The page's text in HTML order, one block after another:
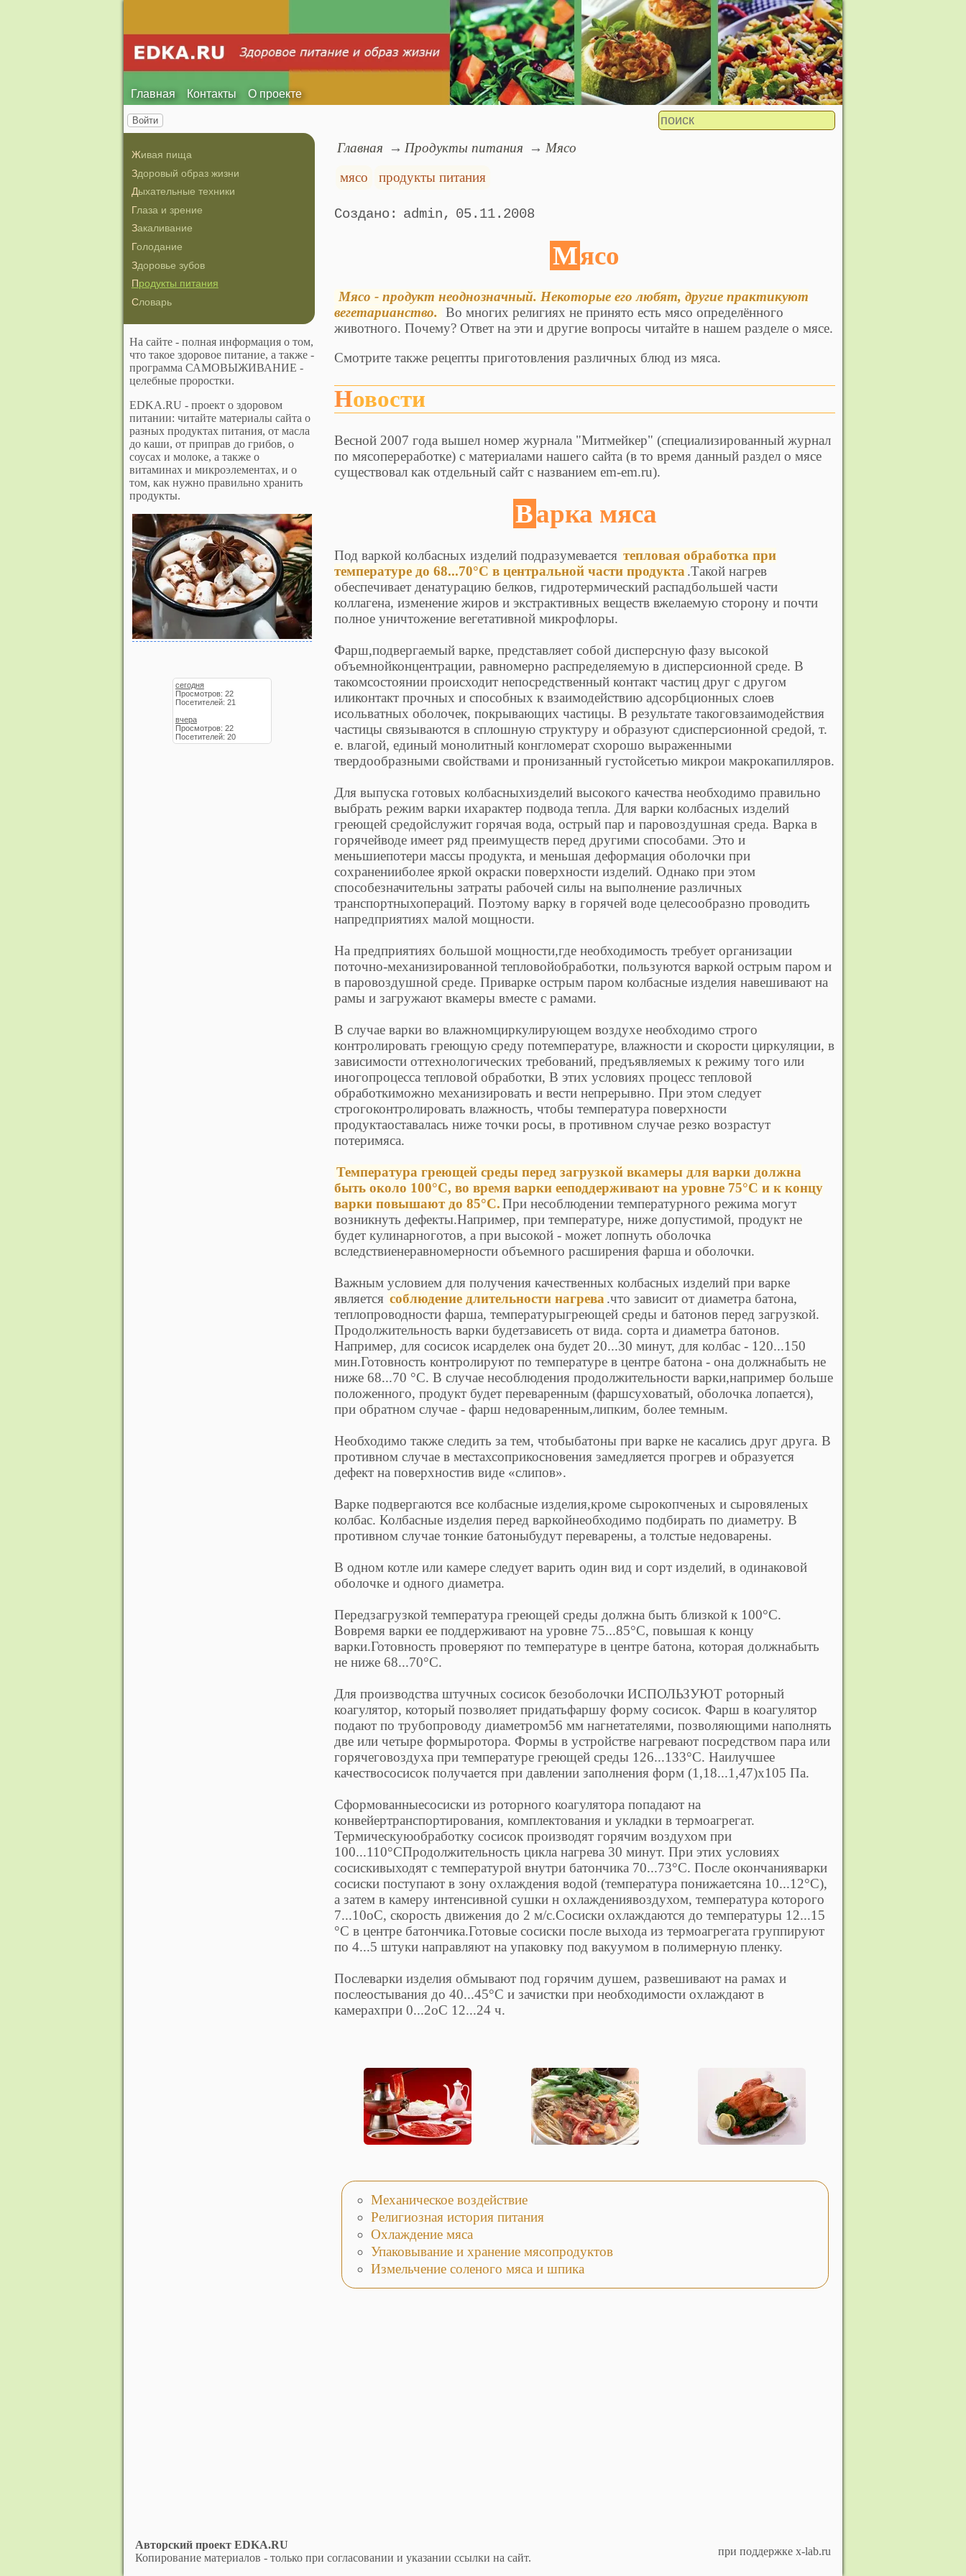
Главная Контакты О проекте
Войти
Живая пища
Здоровый образ жизни
Дыхательные техники
Глаза и зрение
Закаливание
Голодание
Здоровье зубов
Продукты питания
Словарь
На сайте - полная информация о том,
что такое здоровое питание, а также -
программа САМОВЫЖИВАНИЕ -
целебные проростки.
EDKA.RU - проект о здоровом
питании: читайте материалы сайта о
разных продуктах питания, от масла
до каши, от приправ до грибов, о
соусах и молоке, а также о
витаминах и микроэлементах, и о
том, как нужно правильно хранить
продукты.
сегодня
Просмотров: 22
Посетителей: 21
вчера
Просмотров: 22
Посетителей: 20
Главная Продукты питания
Мясо
мясо
продукты питания
admin 05.11.2008
Мясо
Мясо - продукт неоднозначный. Некоторые его любят, другие практикуют
вегетарианство. Во многих религиях не принято есть мясо определённого
животного. Почему? Ответ на эти и другие вопросы читайте в нашем разделе о мясе.
Смотрите также рецепты приготовления различных блюд из мяса.
Новости
Весной 2007 года вышел номер журнала "Митмейкер" (специализированный журнал
по мясопереработке) с материалами нашего сайта (в то время данный раздел о мясе
существовал как отдельный сайт с названием em-em.ru).
Варка мяса
Под варкой колбасных изделий подразумевается тепловая обработка при
температуре до 68...70°С в центральной части продукта .Такой нагрев
обеспечивает денатурацию белков, гидротермический распадбольшей части
коллагена, изменение жиров и экстрактивных веществ вжелаемую сторону и почти
полное уничтожение вегетативной микрофлоры.
Фарш,подвергаемый варке, представляет собой дисперсную фазу высокой
объемнойконцентрации, равномерно распределяемую в дисперсионной среде. В
такомсостоянии происходит непосредственный контакт частиц друг с другом
иликонтакт прочных и способных к взаимодействию адсорбционных слоев
исольватных оболочек, покрывающих частицы. В результате такоговзаимодействия
частицы связываются в сплошную структуру и образуют сдисперсионной средой, т.
е. влагой, единый монолитный конгломерат схорошо выраженными
твердообразными свойствами и пронизанный густойсетью микрои макрокапилляров.
Для выпуска готовых колбасныхизделий высокого качества необходимо правильно
выбрать режим варки ихарактер подвода тепла. Для варки колбасных изделий
греющей средойслужит горячая вода, острый пар и паровоздушная среда. Варка в
горячейводе имеет ряд преимуществ перед другими способами. Это и
меньшиепотери массы продукта, и меньшая деформация оболочки при
сохраненииболее яркой окраски поверхности изделий. Однако при этом
способезначительны затраты рабочей силы на выполнение различных
транспортныхопераций. Поэтому варку в горячей воде целесообразно проводить
напредприятиях малой мощности.
На предприятиях большой мощности,где необходимость требует организации
поточно-механизированной тепловойобработки, пользуются варкой острым паром и
в паровоздушной среде. Приварке острым паром колбасные изделия навешивают на
рамы и загружают вкамеры вместе с рамами.
В случае варки во влажномциркулирующем воздухе необходимо строго
контролировать греющую среду потемпературе, влажности и скорости циркуляции, в
зависимости оттехнологических требований, предъявляемых к режиму того или
иногопроцесса тепловой обработки, В этих условиях процесс тепловой
обработкиможно механизировать и вести непрерывно. При этом следует
строгоконтролировать влажность, чтобы температура поверхности
продуктаоставалась ниже точки росы, в противном случае резко возрастут
потеримяса.
Температура греющей среды перед загрузкой вкамеры для варки должна
быть около 100°С, во время варки ееподдерживают на уровне 75°С и к концу
варки повышают до 85°С.При несоблюдении температурного режима могут
возникнуть дефекты.Например, при температуре, ниже допустимой, продукт не
будет кулинарноготов, а при высокой - может лопнуть оболочка
вследствиенеравномерности объемного расширения фарша и оболочки.
Важным условием для получения качественных колбасных изделий при варке
является соблюдение длительности нагрева .что зависит от диаметра батона,
теплопроводности фарша, температурыгреющей среды и батонов перед загрузкой.
Продолжительность варки будетзависеть от вида. сорта и диаметра батонов.
Например, для сосисок исарделек она будет 20...30 минут, для колбас - 120...150
мин.Готовность контролируют по температуре в центре батона - она должнабыть не
ниже 68...70 °С. В случае несоблюдения продолжительности варки,например больше
положенного, продукт будет переваренным (фаршсуховатый, оболочка лопается),
при обратном случае - фарш недоваренным,липким, более темным.
Необходимо также следить за тем, чтобыбатоны при варке не касались друг друга. В
противном случае в местахсоприкосновения замедляется прогрев и образуется
дефект на поверхностив виде «слипов».
Варке подвергаются все колбасные изделия,кроме сырокопченых и сыровяленых
колбас. Колбасные изделия перед варкойнеобходимо подбирать по диаметру. В
противном случае тонкие батоныбудут переварены, а толстые недоварены.
В одном котле или камере следует варить один вид и сорт изделий, в одинаковой
оболочке и одного диаметра.
Передзагрузкой температура греющей среды должна быть близкой к 100°С.
Вовремя варки ее поддерживают на уровне 75...85°С, повышая к концу
варки.Готовность проверяют по температуре в центре батона, которая должнабыть
не ниже 68...70°С.
Для производства штучных сосисок безоболочки ИСПОЛЬЗУЮТ роторный
коагулятор, который позволяет придатьфаршу форму сосисок. Фарш в коагулятор
подают по трубопроводу диаметром56 мм нагнетателями, позволяющими наполнять
две или четыре формыротора. Формы в устройстве нагревают посредством пара или
горячеговоздуха при температуре греющей среды 126...133°С. Наилучшее
качествососисок получается при давлении заполнения форм (1,18...1,47)х105 Па.
Сформованныесосиски из роторного коагулятора попадают на
конвейертранспортирования, комплектования и укладки в термоагрегат.
Термическуюобработку сосисок производят горячим воздухом при
100...110°СПродолжительность цикла нагрева 30 минут. При этих условиях
сосискивыходят с температурой внутри батончика 70...73°С. После окончанияварки
сосиски поступают в зону охлаждения водой (температура понижаетсяна 10...12°С),
а затем в камеру интенсивной сушки н охлаждениявоздухом, температура которого
7...10оС, скорость движения до 2 м/с.Сосиски охлаждаются до температуры 12...15
°С в центре батончика.Готовые сосиски после выхода из термоагрегата группируют
по 4...5 штуки направляют на упаковку под вакуумом в полимерную пленку.
Послеварки изделия обмывают под горячим душем, развешивают на рамах и
послеостывания до 40...45°С и зачистки при необходимости охлаждают в
камерахпри 0...2оС 12...24 ч.
Механическое воздействие
Религиозная история питания
Охлаждение мяса
Упаковывание и хранение мясопродуктов
Измельчение соленого мяса и шпика
Авторский проект EDKA.RU
Копирование материалов - только при согласовании и указании ссылки на сайт.
при поддержке x-lab.ru